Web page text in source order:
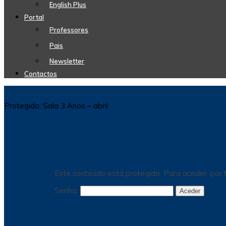
English Plus
Portal
Professores
Pais
Newsletter
Contactos
Protegido: Sala 3 Anos – abril
Este conteúdo está protegido. Para aceder, por
Senha: